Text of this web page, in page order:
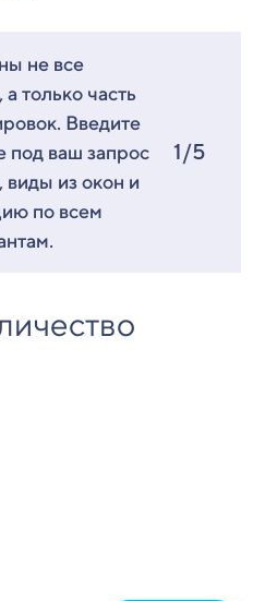
не все
только часть
Введите
под ваш запрос
из окон и
по всем
1/5